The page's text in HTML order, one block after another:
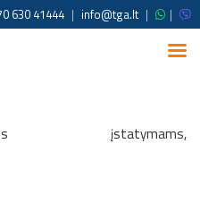
630 41444 | info@tga.lt | |
įstatymams,